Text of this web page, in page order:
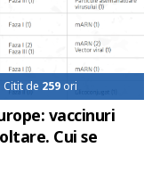
de 259ori
vaccinuri
Cui se